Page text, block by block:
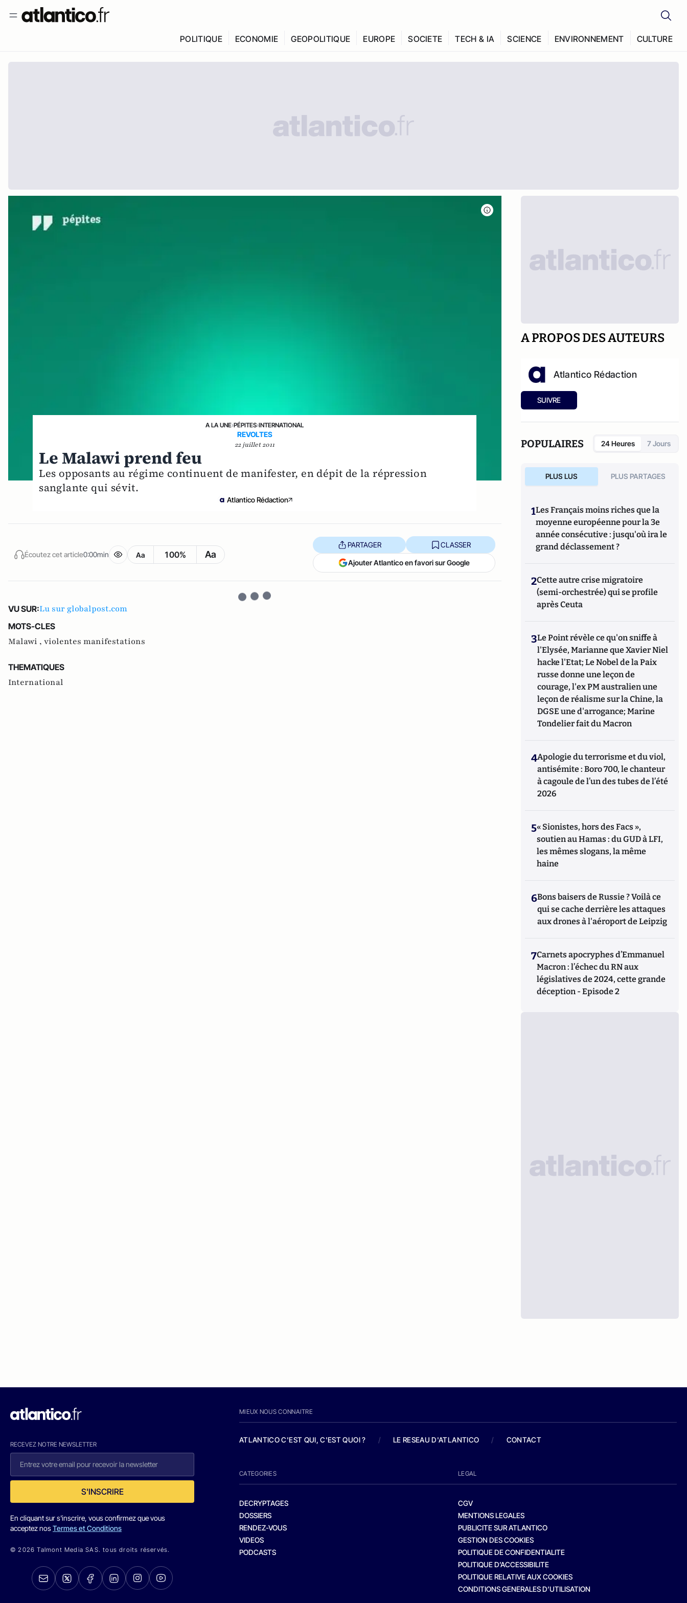
POLITIQUE ECONOMIE GEOPOLITIQUE EUROPE SOCIETE TECH & IA SCIENCE ENVIRONNEMENT CULTURE
A LA UNE›PÉPITES›INTERNATIONAL
REVOLTES
22 juillet 2011
Le Malawi prend feu
Les opposants au régime continuent de manifester, en dépit de la répression
sanglante qui sévit.
Atlantico Rédaction
Écoutez cet article0:00min Aa 100% Aa
PARTAGER CLASSER
Ajouter Atlantico en favori sur Google
VU SUR:Lu sur globalpost.com
MOTS-CLES
Malawi , violentes manifestations
THEMATIQUES
International
A PROPOS DES AUTEURS
Atlantico Rédaction
SUIVRE
POPULAIRES 24 Heures 7 Jours
PLUS LUS PLUS PARTAGES
1Les Français moins riches que la
moyenne européenne pour la 3e
année consécutive : jusqu'où ira le
grand déclassement ?
2Cette autre crise migratoire
(semi-orchestrée) qui se profile
après Ceuta
3Le Point révèle ce qu'on sniffe à
l'Elysée, Marianne que Xavier Niel
hacke l'Etat; Le Nobel de la Paix
russe donne une leçon de
courage, l'ex PM australien une
leçon de réalisme sur la Chine, la
DGSE une d'arrogance; Marine
Tondelier fait du Macron
4Apologie du terrorisme et du viol,
antisémite : Boro 700, le chanteur
à cagoule de l’un des tubes de l’été
2026
5« Sionistes, hors des Facs »,
soutien au Hamas : du GUD à LFI,
les mêmes slogans, la même
haine
6Bons baisers de Russie ? Voilà ce
qui se cache derrière les attaques
aux drones à l'aéroport de Leipzig
7Carnets apocryphes d’Emmanuel
Macron : l’échec du RN aux
législatives de 2024, cette grande
déception - Episode 2
RECEVEZ NOTRE NEWSLETTER
S'INSCRIRE
En cliquant sur s'inscrire, vous confirmez que vous
acceptez nosTermes et Conditions
© 2026 Talmont Media SAS. tous droits réservés.
MIEUX NOUS CONNAITRE
ATLANTICO C'EST QUI, C'EST QUOI ? / LE RESEAU D'ATLANTICO / CONTACT
CATEGORIES
DECRYPTAGES
DOSSIERS
RENDEZ-VOUS
VIDEOS
PODCASTS
LEGAL
CGV
MENTIONS LEGALES
PUBLICITE SUR ATLANTICO
GESTION DES COOKIES
POLITIQUE DE CONFIDENTIALITE
POLITIQUE D’ACCESSIBILITE
POLITIQUE RELATIVE AUX COOKIES
CONDITIONS GENERALES D’UTILISATION